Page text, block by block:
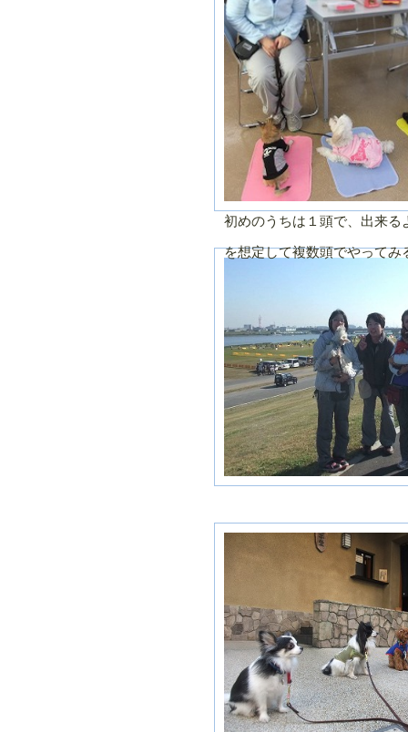
初めのうちは１頭で、出来
を想定して複数頭でやってみ